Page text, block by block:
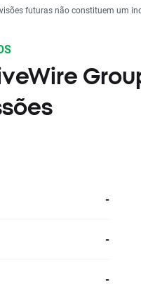
futuras não constituem um
-
-
-